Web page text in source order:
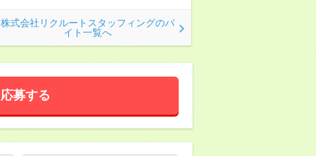
株式会社リクルートスタッフィングのバ
イト一覧へ
応募する